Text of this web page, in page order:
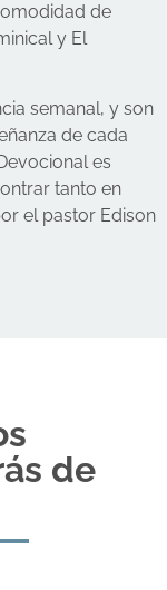
de
y El
semanal, y son
de cada
es
tanto en
el pastor Edison
de